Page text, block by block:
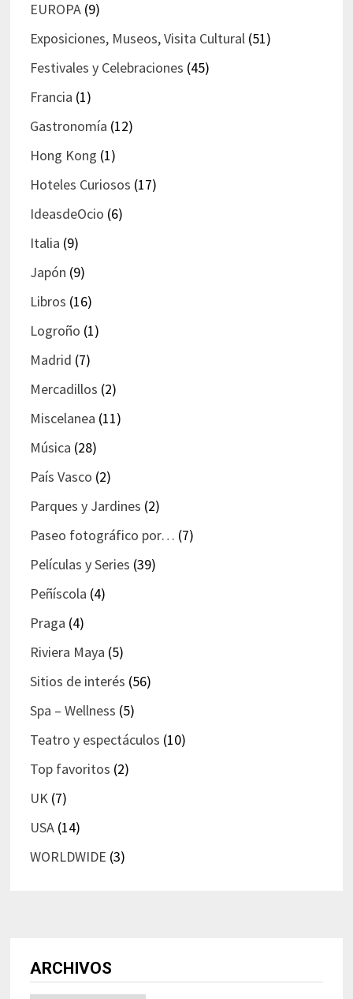
EUROPA(9)
Exposiciones, Museos, Visita Cultural(51)
Festivales y Celebraciones (45)
Francia (1)
Gastronomía (12)
Hong Kong (1)
Hoteles Curiosos (17)
IdeasdeOcio (6)
Italia (9)
Japón (9)
Libros (16)
Logroño (1)
Madrid (7)
Mercadillos (2)
Miscelanea (11)
Música (28)
País Vasco (2)
Parques y Jardines (2)
Paseo fotográfico por… (7)
Películas y Series (39)
Peñíscola (4)
Praga (4)
Riviera Maya (5)
Sitios de interés (56)
Spa – Wellness (5)
Teatro y espectáculos (10)
Top favoritos (2)
UK(7)
USA(14)
WORLDWIDE (3)
ARCHIVOS